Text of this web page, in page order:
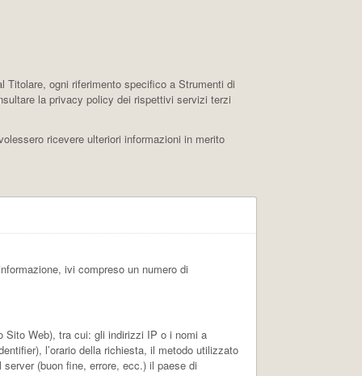
Titolare, ogni riferimento specifico a Strumenti di
la privacy policy dei rispettivi servizi terzi
ricevere ulteriori informazioni in merito
ivi compreso un numero di
Sito Web), tra cui: gli indirizzi IP o i nomi a
l’orario della richiesta, il metodo utilizzato
(buon fine, errore, ecc.) il paese di